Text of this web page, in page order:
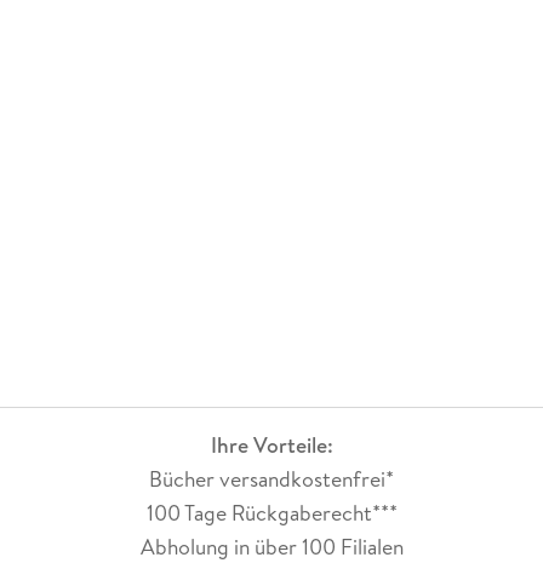
Ihre Vorteile:
Bücher versandkostenfrei*
100 Tage Rückgaberecht***
Abholung in über 100 Filialen